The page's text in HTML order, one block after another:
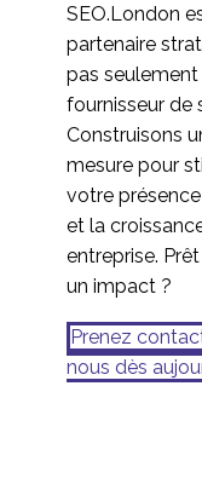
SEO.London
partenaire
pas seulement
fournisseur de
Construisons
mesure pour
votre
et la
entreprise.
un impact ?
Prenez
nous dès